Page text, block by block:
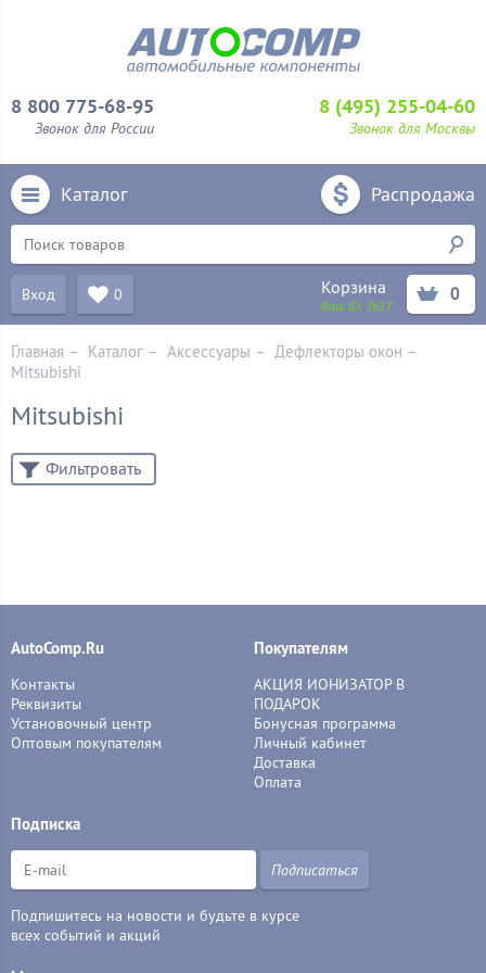
8 800 775-68-95
Звонок для России
8 (495) 255-04-60
Звонок для Москвы
Каталог Распродажа
Вход 0 Корзина
Ваш ID: 3617
0
Главная – Каталог – Аксессуары – Дефлекторы окон –
Mitsubishi
Mitsubishi
Фильтровать
AutoComp.Ru
Контакты
Реквизиты
Установочный центр
Оптовым покупателям
Покупателям
АКЦИЯ ИОНИЗАТОР В
ПОДАРОК
Бонусная программа
Личный кабинет
Доставка
Оплата
Подписка
Подписаться
Подпишитесь на новости и будьте в курсе
всех событий и акций